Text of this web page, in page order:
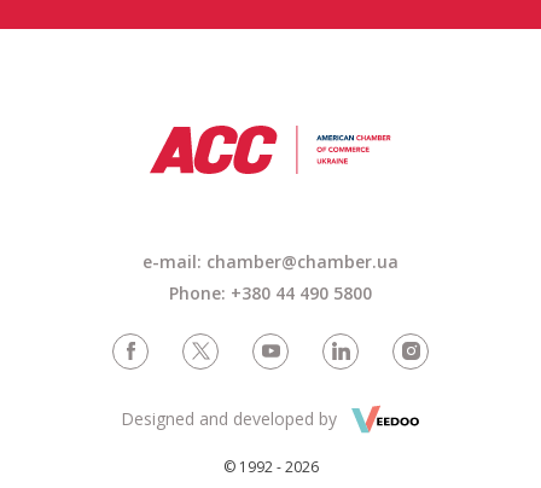
e-mail: chamber@chamber.ua
Phone: +380 44 490 5800
© 1992 - 2026
Designed and developed by